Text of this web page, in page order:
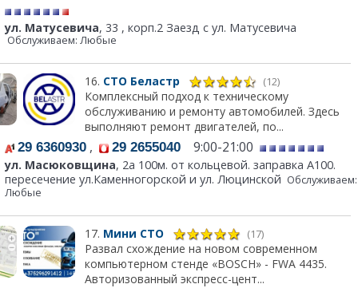
ул. Матусевича, 33 , корп.2 Заезд с ул. Матусевича
Обслуживаем: Любые
16. СТО Беластр (12)
Комплексный подход к техническому
обслуживанию и ремонту автомобилей. Здесь
выполняют ремонт двигателей, по...
29 6360930 , 29 2655040 9:00-21:00
ул. Масюковщина, 2а 100м. от кольцевой. заправка А100.
пересечение ул.Каменногорской и ул. Люцинской Обслуживаем:
Любые
17. Мини СТО (17)
Развал схождение на новом современном
компьютерном стенде «BOSCH» - FWA 4435.
Авторизованный экспресс-цент...